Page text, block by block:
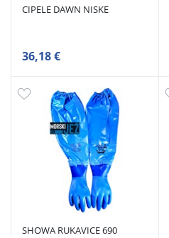
CIPELE DAWN NISKE
36,18 €
SHOWA RUKAVICE 690